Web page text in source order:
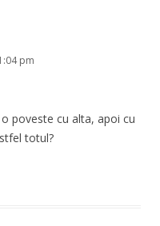
pm
poveste cu alta, apoi cu
totul?